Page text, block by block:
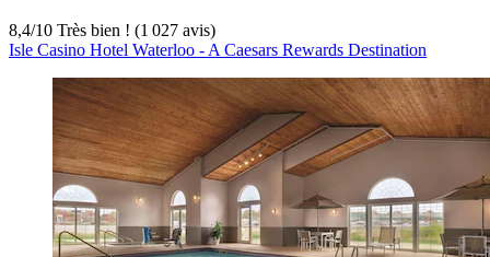
8,4/10 Très bien ! (1 027 avis)
Isle Casino Hotel Waterloo - A Caesars Rewards Destination